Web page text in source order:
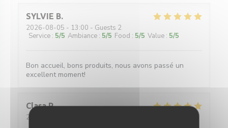
SYLVIE B
2026-08-05 - 13:00 - Guests 2
Service : 5/5 Ambiance : 5/5 Food : 5/5 Value : 5/5
Bon accueil, bons produits, nous avons passé un
excellent moment!
Clara P
2026-08-05